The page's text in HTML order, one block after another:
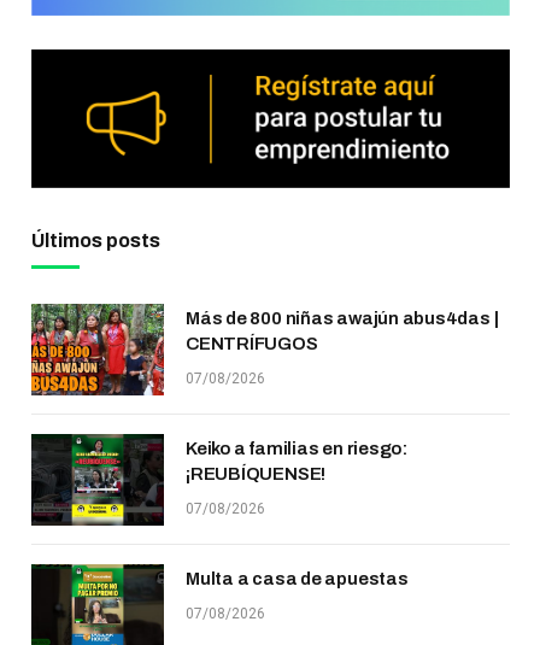
Últimos posts
Más de 800 niñas awajún abus4das |
CENTRÍFUGOS
07/08/2026
Keiko a familias en riesgo:
¡REUBÍQUENSE!
07/08/2026
Multa a casa de apuestas
07/08/2026